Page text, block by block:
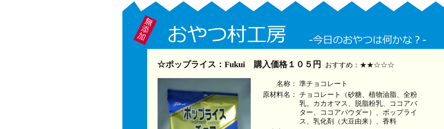
☆ポップライス：Fukui 購入価格１０５円 おすすめ：★★☆☆☆
名称：
準チョコレート
原材料名：
チョコレート（砂糖、植物油脂、全粉
乳、カカオマス、脱脂粉乳、ココアバ
ター、ココアパウダー）、ポップライ
ス、乳化剤（大豆由来）、香料